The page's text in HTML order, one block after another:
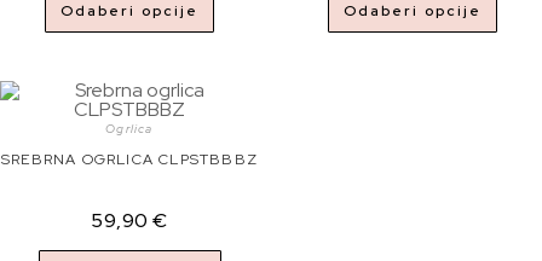
Odaberi opcije Odaberi opcije
Ogrlica
SREBRNA OGRLICA CLPSTBBBZ
59,90€